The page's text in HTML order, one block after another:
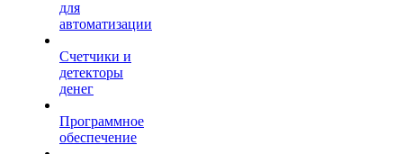
для
автоматизации
Счетчики и
детекторы
денег
Программное
обеспечение